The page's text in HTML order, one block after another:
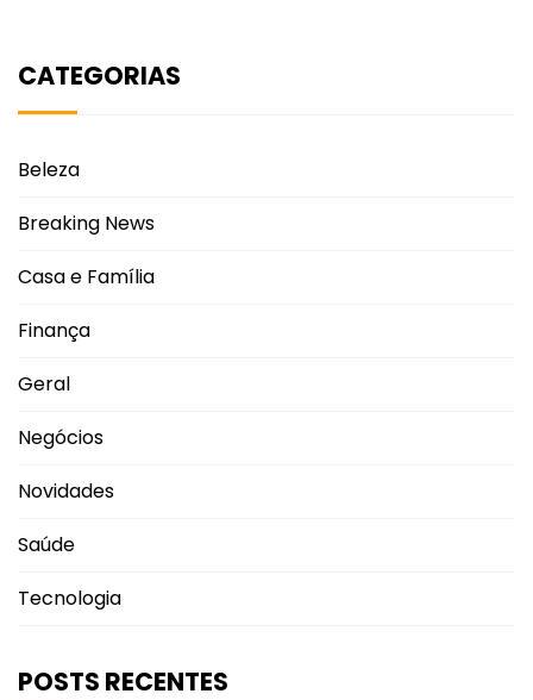
CATEGORIAS
Beleza
Breaking News
Casa e Família
Finança
Geral
Negócios
Novidades
Saúde
Tecnologia
POSTS RECENTES